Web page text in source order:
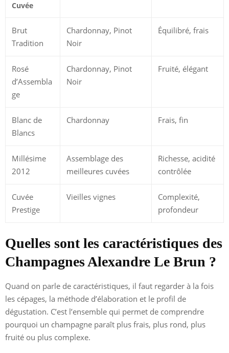
Cuvée
Brut
Tradition
Chardonnay, Pinot
Noir
Équilibré, frais
Rosé
d’Assembla
ge
Chardonnay, Pinot
Noir
Fruité, élégant
Blanc de
Blancs
Chardonnay Frais, fin
Millésime
2012
Assemblage des
meilleures cuvées
Richesse, acidité
contrôlée
Cuvée
Prestige
Vieilles vignes
Complexité,
profondeur
Quelles sont les caractéristiques des
Champagnes Alexandre Le Brun ?
Quand on parle de caractéristiques, il faut regarder à la fois
les cépages, la méthode d’élaboration et le profil de
dégustation. C’est l’ensemble qui permet de comprendre
pourquoi un champagne paraît plus frais, plus rond, plus
fruité ou plus complexe.